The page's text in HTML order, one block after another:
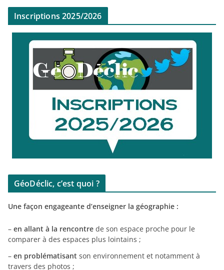
Inscriptions 2025/2026
GéoDéclic, c’est quoi ?
Une façon engageante d’enseigner la géographie :
– en allant à la rencontre de son espace proche pour le
comparer à des espaces plus lointains ;
– en problématisant son environnement et notamment à
travers des photos ;